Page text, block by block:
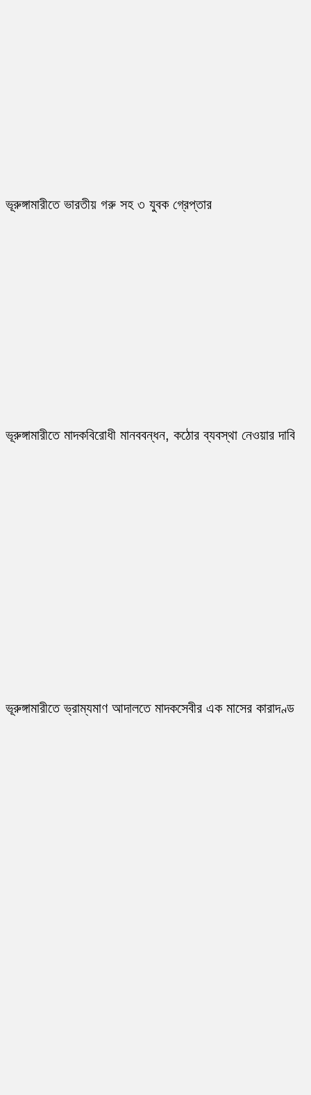
ভূরুঙ্গামারীতে ভারতীয় গরু সহ ৩ যুবক গ্রেপ্তার
ভূরুঙ্গামারীতে মাদকবিরোধী মানববন্ধন, কঠোর ব্যবস্থা নেওয়ার দাবি
ভূরুঙ্গামারীতে ভ্রাম্যমাণ আদালতে মাদকসেবীর এক মাসের কারাদণ্ড